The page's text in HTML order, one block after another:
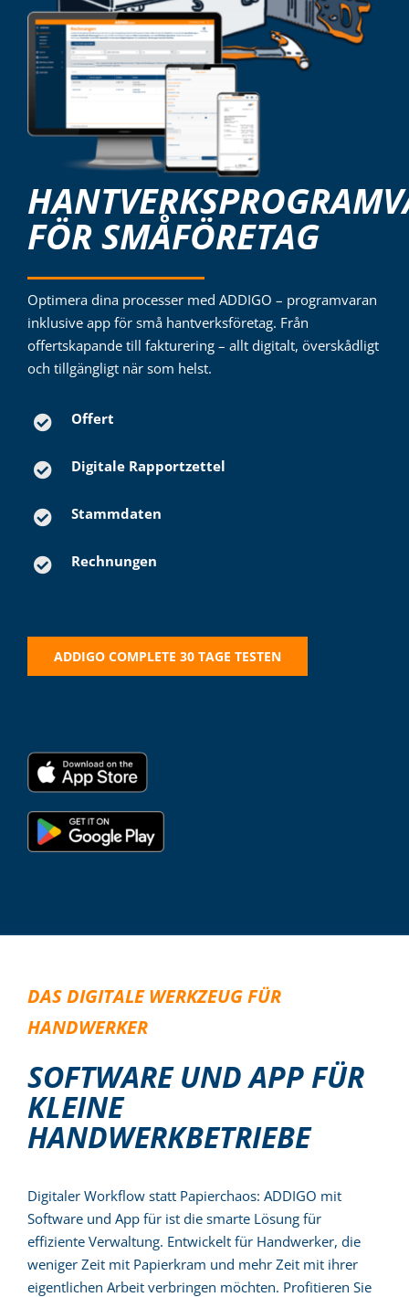
Logga in
FÖR SMÅFÖRETAG
Optimera dina processer med ADDIGO – programvaran
inklusive app för små hantverksföretag. Från
offertskapande till fakturering – allt digitalt, överskådligt
och tillgängligt när som helst.
Offert
Digitale Rapportzettel
Stammdaten
Rechnungen
ADDIGO COMPLETE 30 TAGE TESTEN
DAS DIGITALE WERKZEUG FÜR
HANDWERKER
SOFTWARE UND APP FÜR
KLEINE
HANDWERKBETRIEBE
Digitaler Workflow statt Papierchaos: ADDIGO mit
Software und App für ist die smarte Lösung für
effiziente Verwaltung. Entwickelt für Handwerker, die
weniger Zeit mit Papierkram und mehr Zeit mit ihrer
eigentlichen Arbeit verbringen möchten. Profitieren Sie